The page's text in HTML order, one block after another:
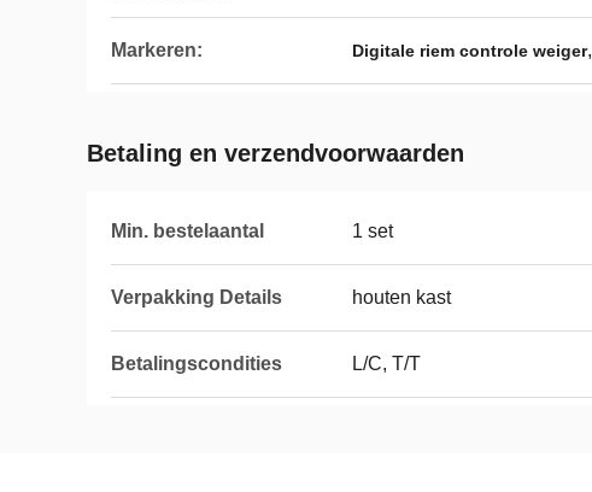
Markeren: Digitale riem controle weiger,
Betaling en verzendvoorwaarden
Min. bestelaantal 1 set
Verpakking Details houten kast
Betalingscondities L/C, T/T